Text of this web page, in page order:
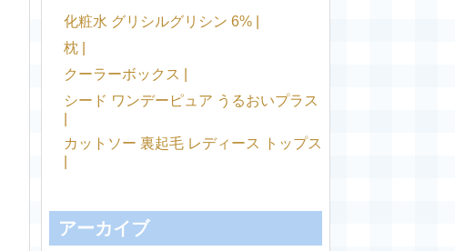
化粧水 グリシルグリシン 6% |
枕 |
クーラーボックス |
シード ワンデーピュア うるおいプラス
カットソー 裏起毛 レディース トップス
アーカイブ